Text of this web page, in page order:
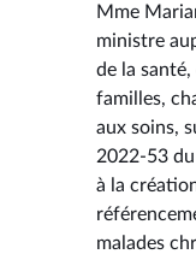
Mme
ministre
de la
familles,
aux soins,
2022-53
à la
malades